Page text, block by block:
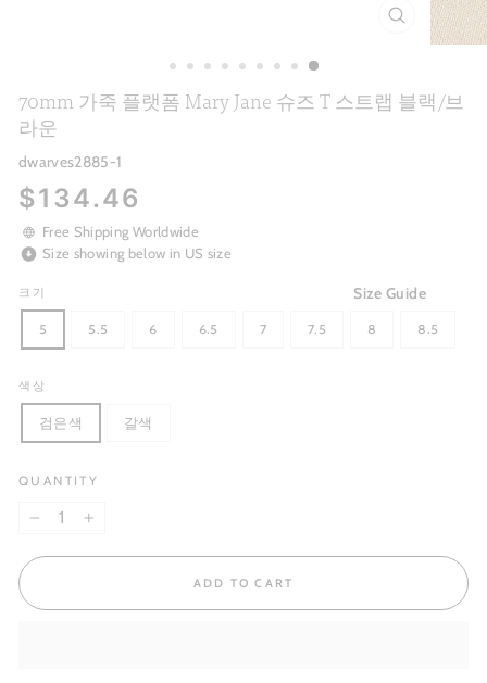
CLOSE
(ESC)
70mm 가죽 플랫폼 Mary Jane 슈즈 T 스트랩 블랙/브
라운
dwarves2885-1
Regular
price
$134.46
Free Shipping Worldwide
Size showing below in US size
Size Guide
크기
5 5.5 6 6.5 7 7.5 8 8.5
색상
검은색 갈색
QUANTITY
ADD TO CART